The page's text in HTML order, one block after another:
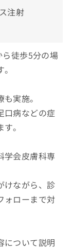
注射
徒歩5分の場
実施。
口病などの症
。
学会皮膚科専
けながら、診
ォローまで対
について説明